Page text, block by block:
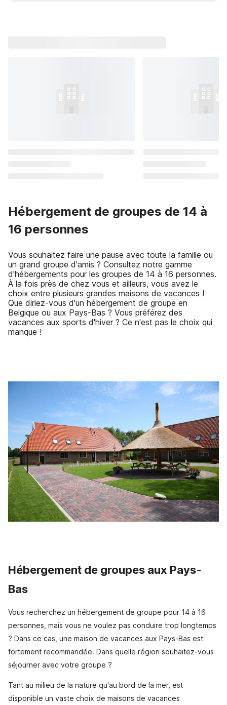
Hébergement de groupes de 14 à
16 personnes
Vous souhaitez faire une pause avec toute la famille ou
un grand groupe d'amis ? Consultez notre gamme
d'hébergements pour les groupes de 14 à 16 personnes.
À la fois près de chez vous et ailleurs, vous avez le
choix entre plusieurs grandes maisons de vacances !
Que diriez-vous d'un hébergement de groupe en
Belgique ou aux Pays-Bas ? Vous préférez des
vacances aux sports d'hiver ? Ce n'est pas le choix qui
manque !
Hébergement de groupes aux Pays-
Bas
Vous recherchez un hébergement de groupe pour 14 à 16
personnes, mais vous ne voulez pas conduire trop longtemps
? Dans ce cas, une maison de vacances aux Pays-Bas est
fortement recommandée. Dans quelle région souhaitez-vous
séjourner avec votre groupe ?
Tant au milieu de la nature qu'au bord de la mer, est
disponible un vaste choix de maisons de vacances